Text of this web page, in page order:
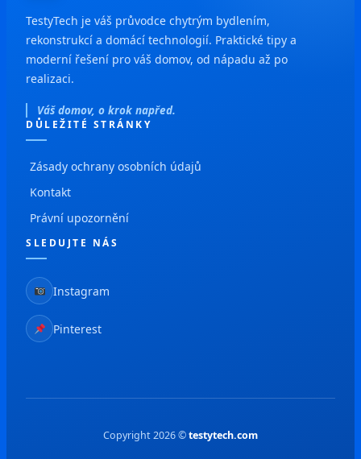
TestyTech je váš průvodce chytrým bydlením,
rekonstrukcí a domácí technologií. Praktické tipy a
moderní řešení pro váš domov, od nápadu až po
realizaci.
Váš domov, o krok napřed.
DŮLEŽITÉ STRÁNKY
Zásady ochrany osobních údajů
Kontakt
Právní upozornění
SLEDUJTE NÁS
Instagram
Pinterest
Copyright 2026 ©testytech.com